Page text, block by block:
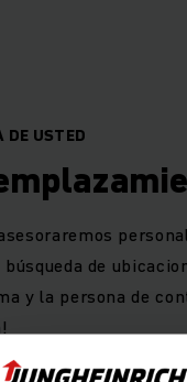
convencional
de asistencia y
Con una red
empleados
que necesita.
posible,
en cualquiera
DE USTED
de
y la persona de